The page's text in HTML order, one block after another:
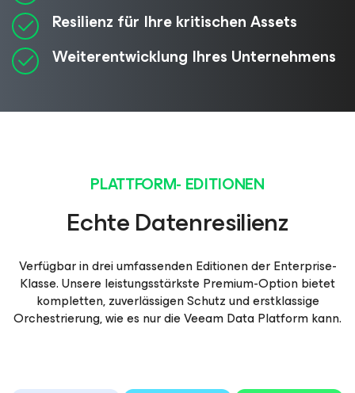
Resilienz für Ihre kritischen Assets
Weiterentwicklung Ihres Unternehmens
PLATTFORM- EDITIONEN
Echte Datenresilienz
Verfügbar in drei umfassenden Editionen der Enterprise-
Klasse. Unsere leistungsstärkste Premium-Option bietet
kompletten, zuverlässigen Schutz und erstklassige
Orchestrierung, wie es nur die Veeam Data Platform kann.